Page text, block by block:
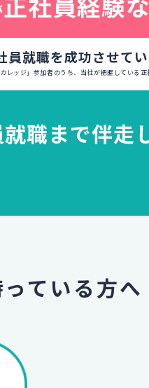
員就職を成功させて
レッジ」参加者のうち、当社が把握している正
職まで伴走
ている方へ